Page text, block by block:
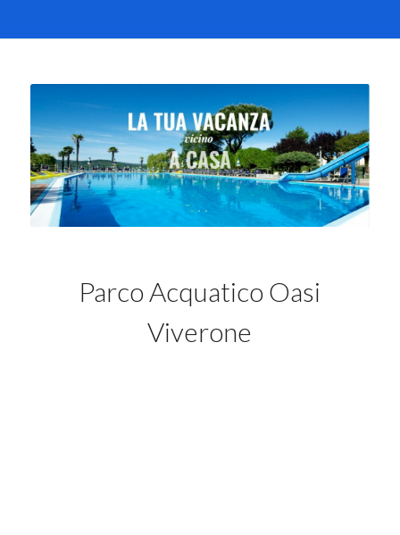
Parco Acquatico Oasi
Viverone